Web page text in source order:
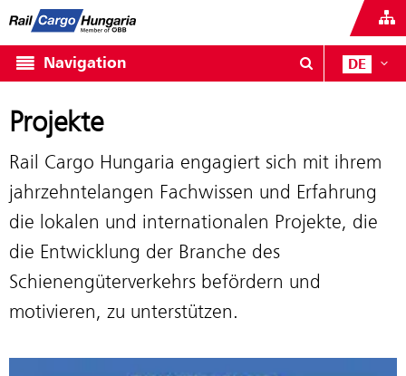
Navigation DE
Projekte
Rail Cargo Hungaria engagiert sich mit ihrem
jahrzehntelangen Fachwissen und Erfahrung
die lokalen und internationalen Projekte, die
die Entwicklung der Branche des
Schienengüterverkehrs befördern und
motivieren, zu unterstützen.